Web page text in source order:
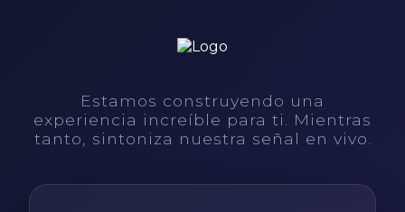
Estamos construyendo una
experiencia increíble para ti. Mientras
tanto, sintoniza nuestra señal en vivo.